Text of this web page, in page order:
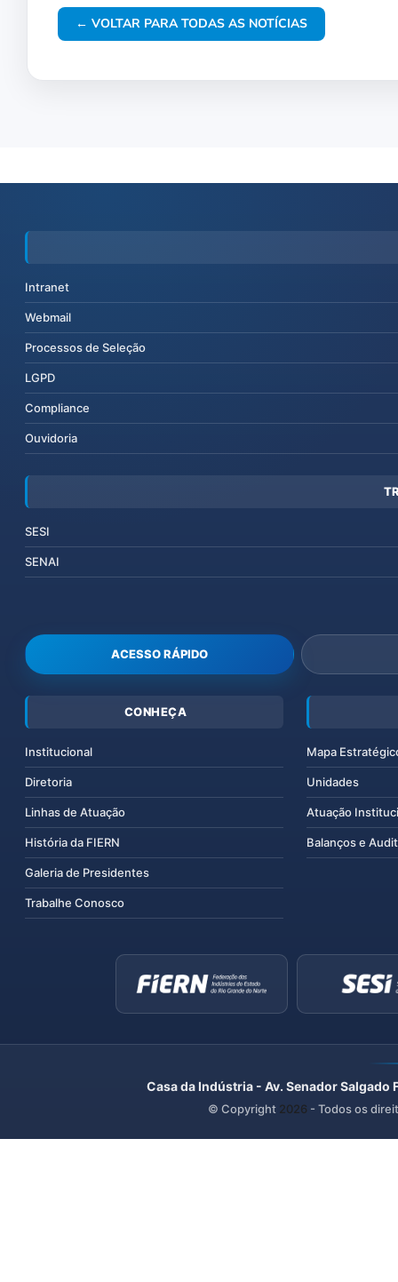
← VOLTAR PARA TODAS AS NOTÍCIAS
Intranet
Webmail
Processos de Seleção
LGPD
Compliance
Ouvidoria
SESI
SENAI
ACESSO RÁPIDO
CONHEÇA
Institucional
Diretoria
Linhas de Atuação
História da FIERN
Galeria de Presidentes
Trabalhe Conosco
Mapa
Unidades
Atuação
Balanços e
Casa da Indústria - Av. Senador
© Copyright 2026 - Todos os